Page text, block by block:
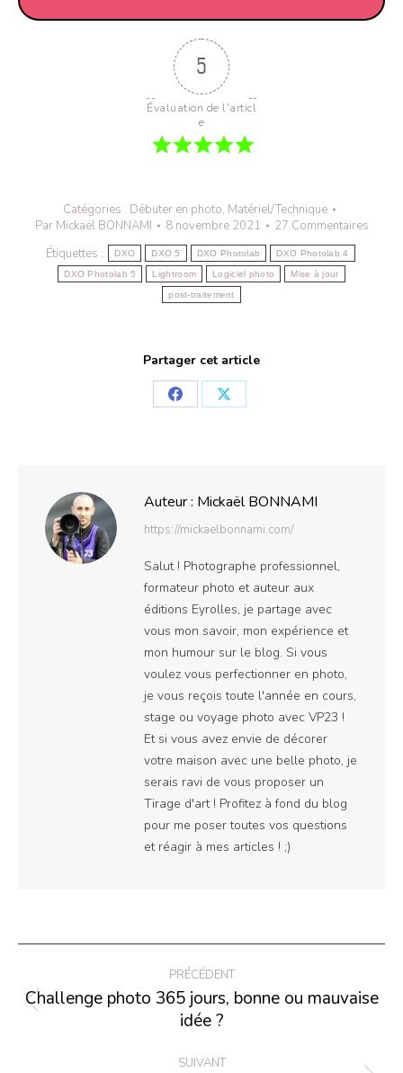
5
Évaluation de l'articl
e
Catégories : Débuter en photo, Matériel/Technique
Par Mickaël BONNAMI 8 novembre 2021
27 Commentaires
Étiquettes :
DXO DXO 5 DXO Photolab DXO Photolab 4
DXO Photolab 5 Lightroom Logiciel photo Mise à jour
post-traitement
Partager cet article
PartagerPartager
Auteur : Mickaël BONNAMI
https://mickaelbonnami.com/
Salut ! Photographe professionnel,
formateur photo et auteur aux
éditions Eyrolles, je partage avec
vous mon savoir, mon expérience et
mon humour sur le blog. Si vous
voulez vous perfectionner en photo,
je vous reçois toute l'année en cours,
stage ou voyage photo avec VP23 !
Et si vous avez envie de décorer
votre maison avec une belle photo, je
serais ravi de vous proposer un
Tirage d'art ! Profitez à fond du blog
pour me poser toutes vos questions
et réagir à mes articles ! ;)
article
PRÉCÉDENT
Article
précédent
:
Challenge photo 365 jours, bonne ou mauvaise
idée ?
SUIVANT